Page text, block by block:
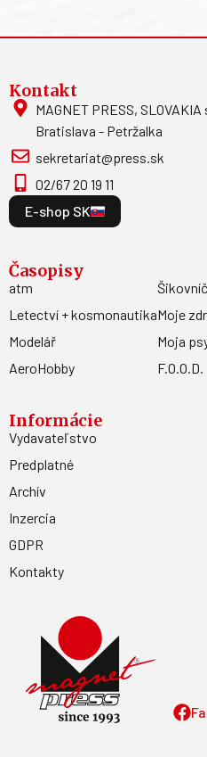
Kontakt
MAGNET PRESS,
Bratislava - Petržalka
sekretariat@press.sk
02/67 20 19 11
E-shop SK
Časopisy
atm
Letectví + kosmonautika
Modelář
AeroHobby
Moje
Moja
F.O.O.D.
Informácie
Vydavateľstvo
Predplatné
Archív
Inzercia
GDPR
Kontakty